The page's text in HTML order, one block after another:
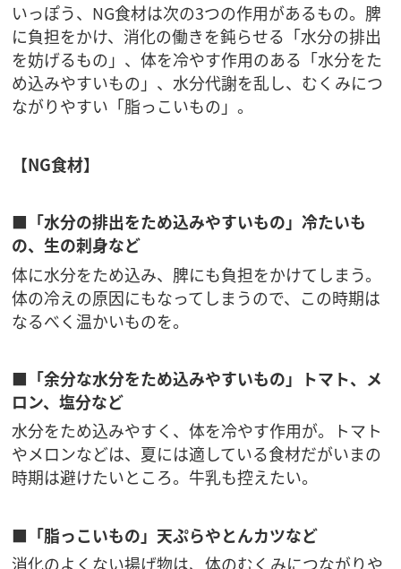
いっぽう、NG食材は次の3つの作用があるもの。脾
に負担をかけ、消化の働きを鈍らせる「水分の排出
を妨げるもの」、体を冷やす作用のある「水分をた
め込みやすいもの」、水分代謝を乱し、むくみにつ
ながりやすい「脂っこいもの」。
【NG食材】
■「水分の排出をため込みやすいもの」冷たいも
の、生の刺身など
体に水分をため込み、脾にも負担をかけてしまう。
体の冷えの原因にもなってしまうので、この時期は
なるべく温かいものを。
■「余分な水分をため込みやすいもの」トマト、メ
ロン、塩分など
水分をため込みやすく、体を冷やす作用が。トマト
やメロンなどは、夏には適している食材だがいまの
時期は避けたいところ。牛乳も控えたい。
■「脂っこいもの」天ぷらやとんカツなど
消化のよくない揚げ物は、体のむくみにつながりや